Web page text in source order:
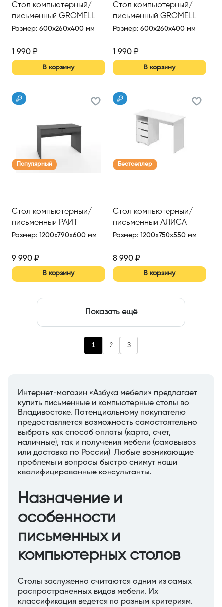
Стол компьютерный/
письменный GROMELL
TARO
Размер: 600x260x400 мм
1 990 ₽
В корзину
Стол компьютерный/
письменный GROMELL
SAVO
Размер: 600x260x400 мм
1 990₽
В корзину
Популярный
Стол компьютерный/
письменный РАЙТ
Размер: 1200x790x600 мм
9 990 ₽
В корзину
Бестселлер
Стол компьютерный/
письменный АЛИСА
Размер: 1200x750x550 мм
8 990₽
В корзину
Показать ещё
1 2 3
Интернет-магазин «Азбука мебели» предлагает
купить письменные и компьютерные столы во
Владивостоке. Потенциальному покупателю
предоставляется возможность самостоятельно
выбрать как способ оплаты (карта, счет,
наличные), так и получения мебели (самовывоз
или доставка по России). Любые возникающие
проблемы и вопросы быстро снимут наши
квалифицированные консультанты.
Назначение и
особенности
письменных и
компьютерных столов
Столы заслуженно считаются одним из самых
распространенных видов мебели. Их
классификация ведется по разным критериям.